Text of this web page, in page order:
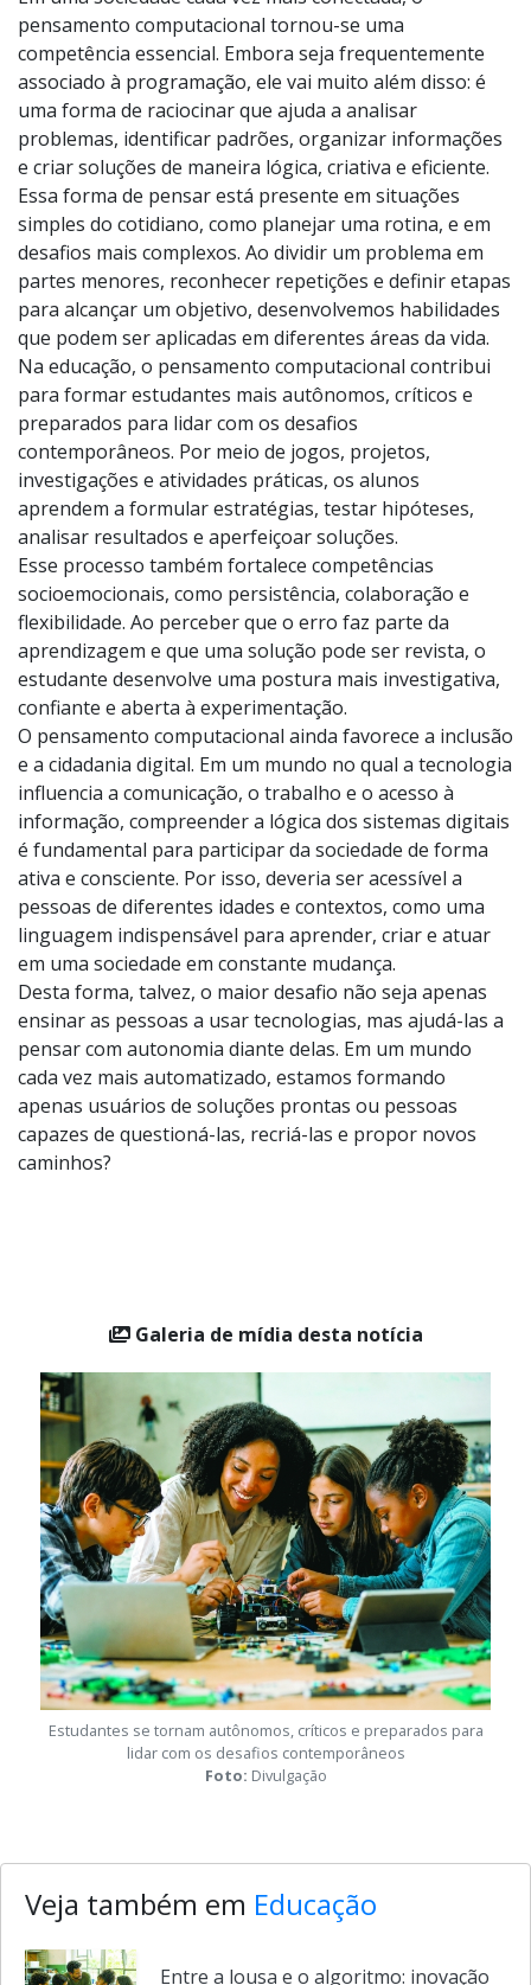
Em uma sociedade cada vez mais conectada, o
pensamento computacional tornou-se uma
competência essencial. Embora seja frequentemente
associado à programação, ele vai muito além disso: é
uma forma de raciocinar que ajuda a analisar
problemas, identificar padrões, organizar informações
e criar soluções de maneira lógica, criativa e eficiente.
Essa forma de pensar está presente em situações
simples do cotidiano, como planejar uma rotina, e em
desafios mais complexos. Ao dividir um problema em
partes menores, reconhecer repetições e definir etapas
para alcançar um objetivo, desenvolvemos habilidades
que podem ser aplicadas em diferentes áreas da vida.
Na educação, o pensamento computacional contribui
para formar estudantes mais autônomos, críticos e
preparados para lidar com os desafios
contemporâneos. Por meio de jogos, projetos,
investigações e atividades práticas, os alunos
aprendem a formular estratégias, testar hipóteses,
analisar resultados e aperfeiçoar soluções.
Esse processo também fortalece competências
socioemocionais, como persistência, colaboração e
flexibilidade. Ao perceber que o erro faz parte da
aprendizagem e que uma solução pode ser revista, o
estudante desenvolve uma postura mais investigativa,
confiante e aberta à experimentação.
O pensamento computacional ainda favorece a inclusão
e a cidadania digital. Em um mundo no qual a tecnologia
influencia a comunicação, o trabalho e o acesso à
informação, compreender a lógica dos sistemas digitais
é fundamental para participar da sociedade de forma
ativa e consciente. Por isso, deveria ser acessível a
pessoas de diferentes idades e contextos, como uma
linguagem indispensável para aprender, criar e atuar
em uma sociedade em constante mudança.
Desta forma, talvez, o maior desafio não seja apenas
ensinar as pessoas a usar tecnologias, mas ajudá-las a
pensar com autonomia diante delas. Em um mundo
cada vez mais automatizado, estamos formando
apenas usuários de soluções prontas ou pessoas
capazes de questioná-las, recriá-las e propor novos
Estudantes se tornam autônomos, críticos e preparados para
lidar com os desafios contemporâneos
Veja também em Educação